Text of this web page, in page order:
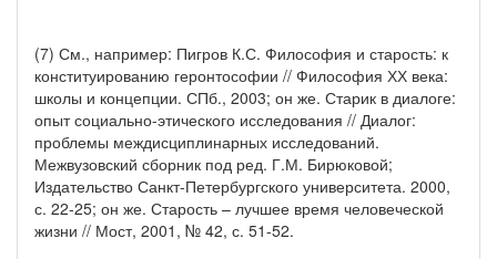
(7) См., например: Пигров К.С. Философия и старость: к
конституированию геронтософии // Философия ХХ века:
школы и концепции. СПб., 2003; он же. Старик в диалоге:
опыт социально-этического исследования // Диалог:
проблемы междисциплинарных исследований.
Межвузовский сборник под ред. Г.М. Бирюковой;
Издательство Санкт-Петербургского университета. 2000,
с. 22-25; он же. Старость – лучшее время человеческой
жизни // Мост, 2001, № 42, с. 51-52.